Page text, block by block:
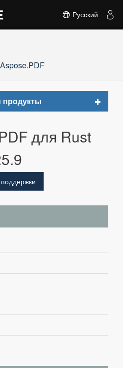
Русский
продукты
Toggle
для Rust